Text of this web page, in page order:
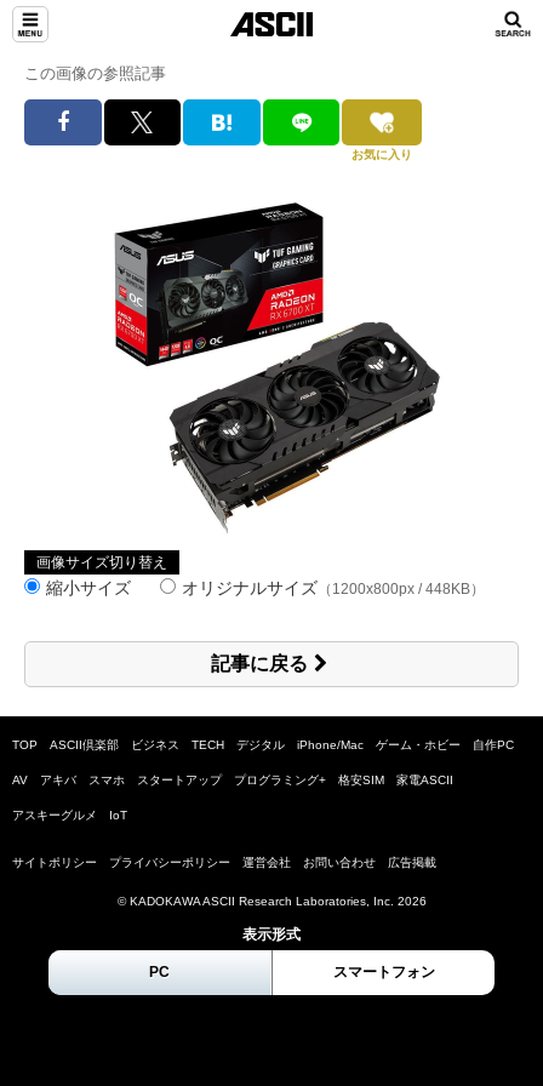
この画像の参照記事
お気に入り
画像サイズ切り替え
縮小サイズ オリジナルサイズ （1200x800px / 448KB）
記事に戻る
TOP ASCII倶楽部 ビジネス TECH デジタル iPhone/Mac ゲーム・ホビー 自作PC
AV アキバ スマホ スタートアップ プログラミング+ 格安SIM 家電ASCII
アスキーグルメ IoT
サイトポリシー プライバシーポリシー 運営会社 お問い合わせ 広告掲載
© KADOKAWA ASCII Research Laboratories, Inc. 2026
表示形式
PC スマートフォン